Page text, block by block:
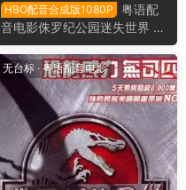
HBO配音合成版1080P
粤语配
音电影侏罗纪公园迷失世界 侏
罗纪公园2失落的世界 侏罗纪
公园2 The Lost World Jurassi
c Park
无台标· 粤语配音电影